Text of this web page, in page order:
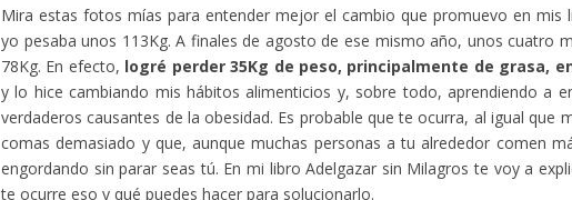
Mira estas fotos mías para entender mejor el cambio que promuevo en mis
yo pesaba unos 113Kg. A finales de agosto de ese mismo año, unos cuatro
78Kg. En efecto, logré perder 35Kg de peso, principalmente de grasa,
y lo hice cambiando mis hábitos alimenticios y, sobre todo, aprendiendo a
verdaderos causantes de la obesidad. Es probable que te ocurra, al igual que
comas demasiado y que, aunque muchas personas a tu alrededor comen
engordando sin parar seas tú. En mi libro Adelgazar sin Milagros te voy a
te ocurre eso y qué puedes hacer para solucionarlo.